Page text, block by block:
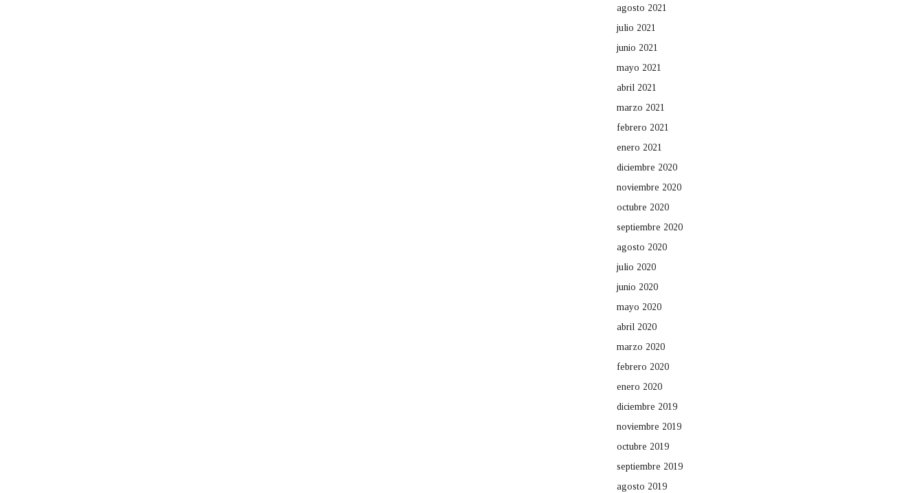
agosto 2021
julio 2021
junio 2021
mayo 2021
abril 2021
marzo 2021
febrero 2021
enero 2021
diciembre 2020
noviembre 2020
octubre 2020
septiembre 2020
agosto 2020
julio 2020
junio 2020
mayo 2020
abril 2020
marzo 2020
febrero 2020
enero 2020
diciembre 2019
noviembre 2019
octubre 2019
septiembre 2019
agosto 2019